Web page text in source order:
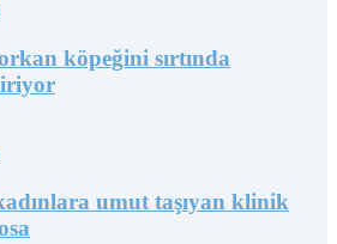
köpeğini sırtında
umut taşıyan klinik